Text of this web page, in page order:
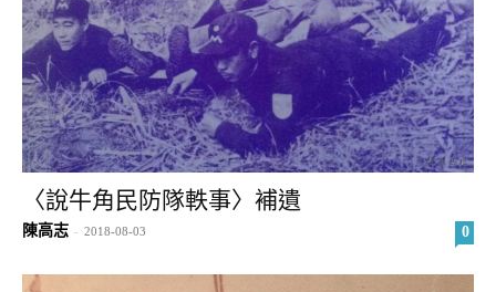
〈說牛角民防隊軼事〉補遺
陳高志 - 2018-08-03 0